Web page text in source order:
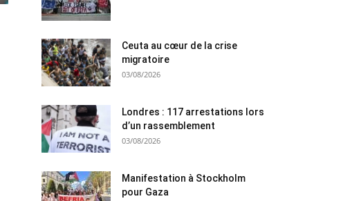
Ceuta au cœur de la crise
migratoire
03/08/2026
Londres : 117 arrestations lors
d’un rassemblement
03/08/2026
Manifestation à Stockholm
pour Gaza